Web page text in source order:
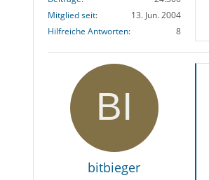
Mitglied seit
13. Jun. 2004
Hilfreiche Antworten
8
bitbieger